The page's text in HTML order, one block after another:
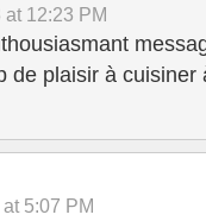
12:23 PM
de plaisir à cuisiner
5:07 PM